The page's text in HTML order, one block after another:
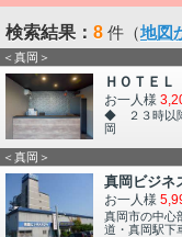
検索結果： 8 件（地図
＜真岡＞
ＨＯＴＥ
お一人様
◆ ２３時以降
岡
＜真岡＞
真岡ビジネ
お一人様
真岡市の中心
道・真岡駅下